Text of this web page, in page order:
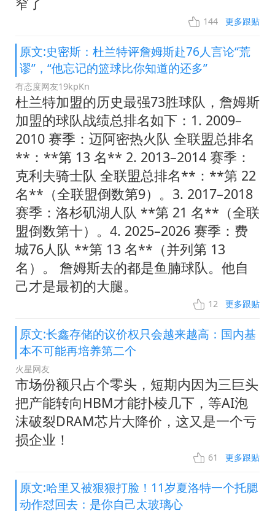
窄了
144 更多跟贴
原文:史密斯：杜兰特评詹姆斯赴76人言论“荒
谬”，“他忘记的篮球比你知道的还多”
有态度网友19kpKn
杜兰特加盟的历史最强73胜球队，詹姆斯
加盟的球队战绩总排名如下：1. 2009–
2010 赛季：迈阿密热火队 全联盟总排名
**：**第 13 名** 2. 2013–2014 赛季：
克利夫骑士队 全联盟总排名**：**第 22
名**（全联盟倒数第9）。3. 2017–2018
赛季：洛杉矶湖人队 **第 21 名**（全联
盟倒数第十）。4. 2025–2026 赛季：费
城76人队 **第 13 名**（并列第 13
名）。 詹姆斯去的都是鱼腩球队。他自
己才是最初的大腿。
12 更多跟贴
原文:长鑫存储的议价权只会越来越高：国内基
本不可能再培养第二个
火星网友
市场份额只占个零头，短期内因为三巨头
把产能转向HBM才能扑棱几下，等AI泡
沫破裂DRAM芯片大降价，这又是一个亏
损企业！
61 更多跟贴
原文:哈里又被狠狠打脸！11岁夏洛特一个托腮
动作怼回去：是你自己太玻璃心